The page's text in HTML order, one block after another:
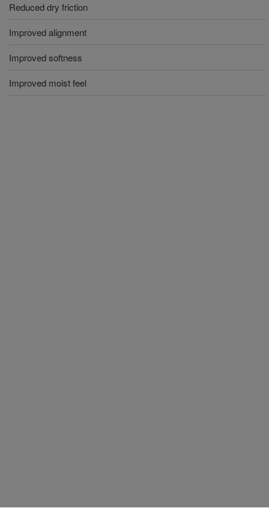
Reduced dry friction
Improved alignment
Improved softness
Improved moist feel